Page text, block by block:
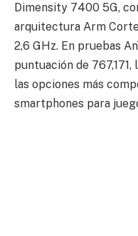
Dimensity 7400 5G,
arquitectura Arm
2,6 GHz. En pruebas
puntuación de
las opciones más
smartphones para